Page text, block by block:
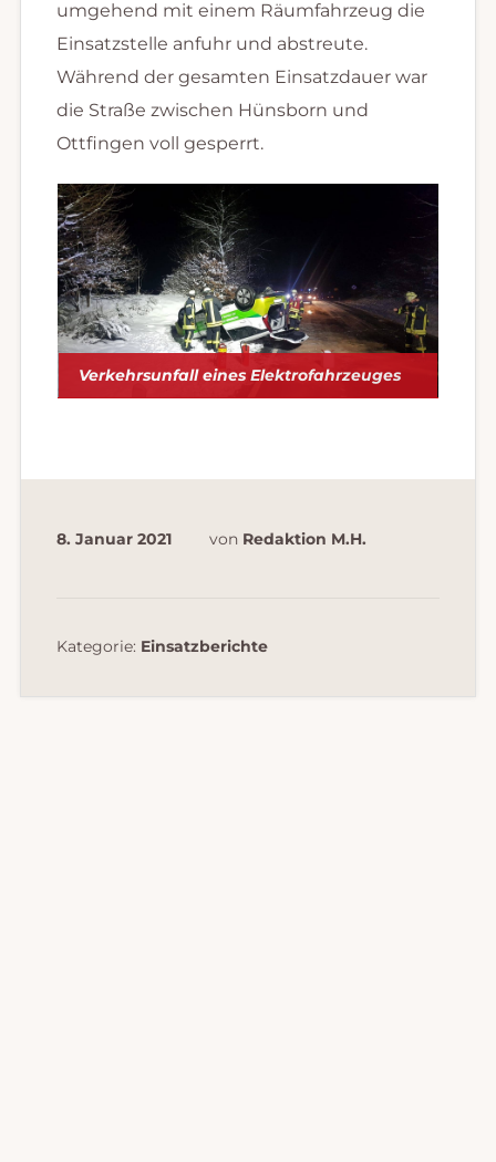
umgehend mit einem Räumfahrzeug die
Einsatzstelle anfuhr und abstreute.
Während der gesamten Einsatzdauer war
die Straße zwischen Hünsborn und
Ottfingen voll gesperrt.
Verkehrsunfall eines Elektrofahrzeuges
8. Januar 2021 von Redaktion M.H.
Kategorie: Einsatzberichte